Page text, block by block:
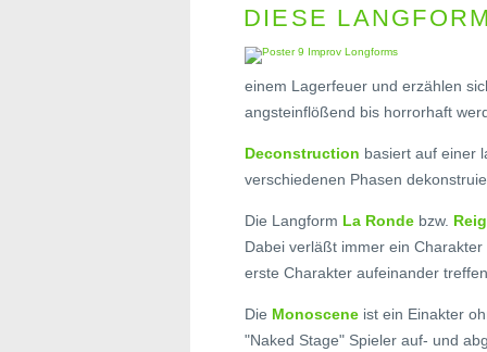
DIESE
einem Lagerfeuer und erzählen
angsteinflößend bis horrorhaft
Deconstruction basiert auf einer
verschiedenen Phasen
Die Langform La Ronde bzw.
Dabei verläßt immer ein
erste Charakter aufeinander
Die Monoscene ist ein Einakter
"Naked Stage" Spieler auf- und